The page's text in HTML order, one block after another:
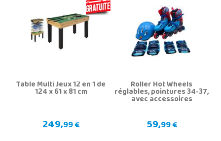
Table Multi Jeux 12 en 1 de
124 x 61 x 81 cm
249,99 €
Roller Hot Wheels
réglables, pointures 34-37,
avec accessoires
59,99 €